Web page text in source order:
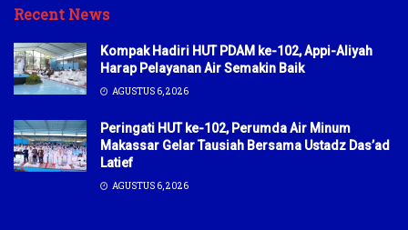
Recent News
Kompak Hadiri HUT PDAM ke-102, Appi-Aliyah
Harap Pelayanan Air Semakin Baik
AGUSTUS 6, 2026
Peringati HUT ke-102, Perumda Air Minum
Makassar Gelar Tausiah Bersama Ustadz Das’ad
Latief
AGUSTUS 6, 2026